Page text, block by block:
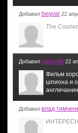
Добавил begval 22
The
Добавил евгений 22
Фильм
шпиона и
Добавил влад